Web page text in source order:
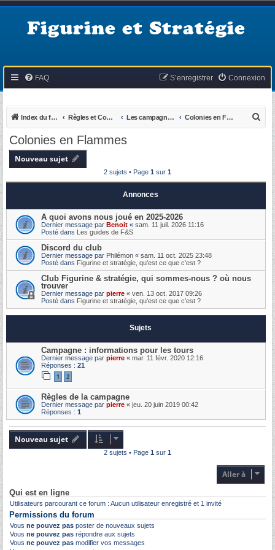
Figurine et Stratégie
FAQ Connexion
S’enregistrer
Index du forum Règles et Compte-rendus Les campagnes de F&S Colonies en Flammes
Colonies en Flammes
Nouveau sujet
2 sujets • Page 1 sur 1
Annonces
A quoi avons nous joué en 2025-2026
Dernier message par Benoit « sam. 11 juil. 2026 11:16
Posté dans Les guides de F&S
Discord du club
Dernier message par Philémon « sam. 11 oct. 2025 23:48
Posté dans Figurine et stratégie, qu'est ce que c'est ?
Club Figurine & stratégie, qui sommes-nous ? où nous
trouver
Dernier message par pierre « ven. 13 oct. 2017 09:26
Posté dans Figurine et stratégie, qu'est ce que c'est ?
Sujets
Campagne : informations pour les tours
Dernier message par pierre « mar. 11 févr. 2020 12:16
Réponses : 21
1 2
Règles de la campagne
Dernier message par pierre « jeu. 20 juin 2019 00:42
Réponses : 1
Nouveau sujet
2 sujets • Page 1 sur 1
Aller à
Qui est en ligne
Utilisateurs parcourant ce forum : Aucun utilisateur enregistré et 1 invité
Permissions du forum
Vous ne pouvez pas poster de nouveaux sujets
Vous ne pouvez pas répondre aux sujets
Vous ne pouvez pas modifier vos messages